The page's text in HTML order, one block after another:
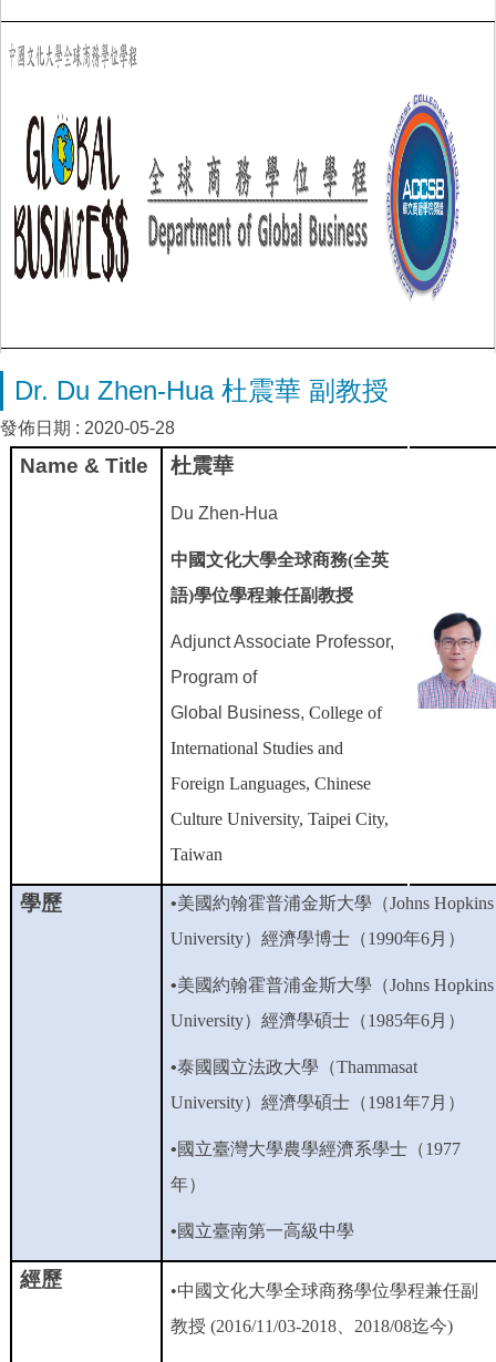
Dr. Du Zhen-Hua 杜震華 副教授
發佈日期 : 2020-05-28
Name & Title 杜震華
Du Zhen-Hua
中國文化大學全球商務(全英
語)學位學程兼任副教授
Adjunct Associate Professor,
Program of
Global Business,College of
International Studies and
Foreign Languages, Chinese
Culture University, Taipei City,
Taiwan
學歷 •美國約翰霍普浦金斯大學（Johns Hopkins
University）經濟學博士（1990年6月）
•美國約翰霍普浦金斯大學（Johns Hopkins
University）經濟學碩士（1985年6月）
•泰國國立法政大學（Thammasat
University）經濟學碩士（1981年7月）
•國立臺灣大學農學經濟系學士（1977
年）
•國立臺南第一高級中學
經歷 •中國文化大學全球商務學位學程兼任副
教授 (2016/11/03-2018 2018/08迄今)